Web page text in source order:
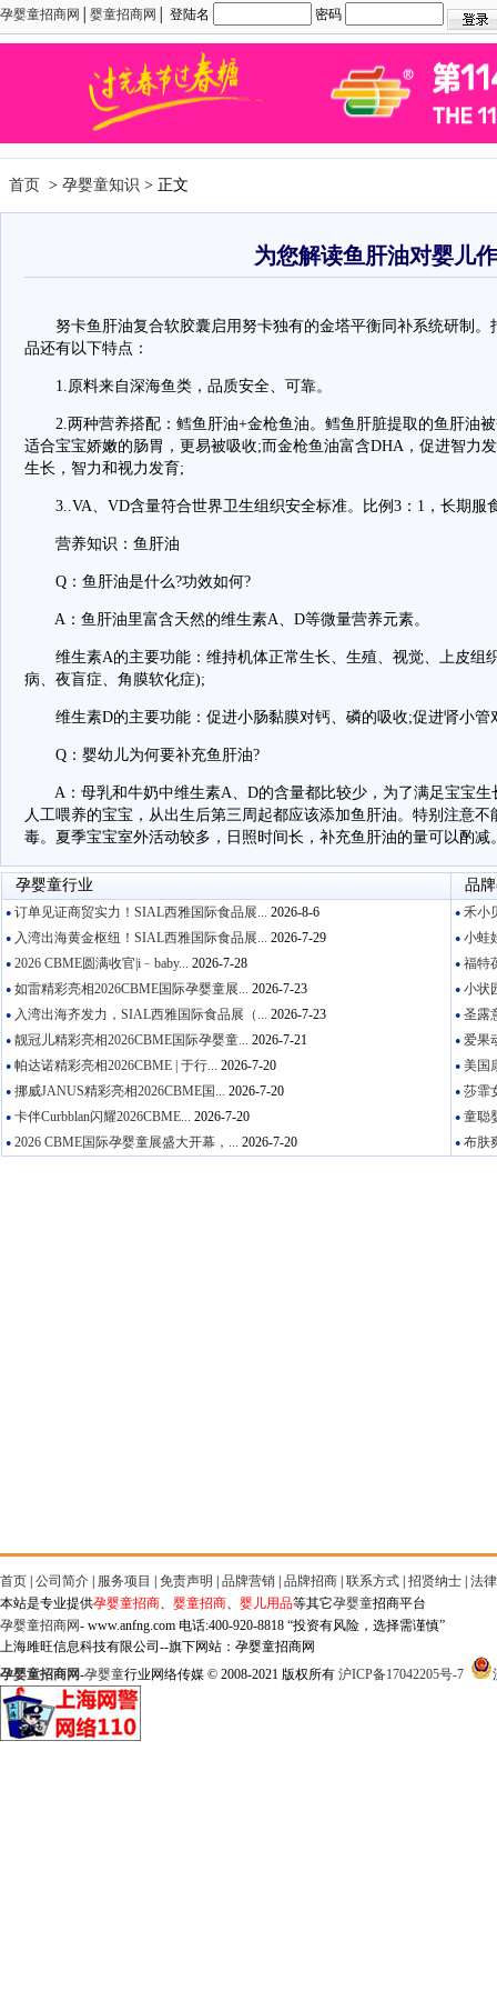
孕婴童招商网 婴童招商网 │ 登陆名 密码
首页 > 孕婴童知识 > 正文
为您解读鱼肝油对婴儿
努卡鱼肝油复合软胶囊启用努卡独有的金塔平衡同补系统研制。
品还有以下特点：
1.原料来自深海鱼类，品质安全、可靠。
2.两种营养搭配：鳕鱼肝油+金枪鱼油。鳕鱼肝脏提取的鱼肝油被
适合宝宝娇嫩的肠胃，更易被吸收;而金枪鱼油富含DHA，促进智力
生长，智力和视力发育;
3..VA、VD含量符合世界卫生组织安全标准。比例3：1，长期服
营养知识：鱼肝油
Q：鱼肝油是什么?功效如何?
A：鱼肝油里富含天然的维生素A、D等微量营养元素。
维生素A的主要功能：维持机体正常生长、生殖、视觉、上皮组
病、夜盲症、角膜软化症);
维生素D的主要功能：促进小肠黏膜对钙、磷的吸收;促进肾小管
Q：婴幼儿为何要补充鱼肝油?
A：母乳和牛奶中维生素A、D的含量都比较少，为了满足宝宝生
人工喂养的宝宝，从出生后第三周起都应该添加鱼肝油。特别注意
毒。夏季宝宝室外活动较多，日照时间长，补充鱼肝油的量可以酌减
孕婴童行业 品牌
●订单见证商贸实力！SIAL西雅国际食品展... 2026-8-6
●入湾出海黄金枢纽！SIAL西雅国际食品展... 2026-7-29
●2026 CBME圆满收官|i﹣baby... 2026-7-28
●如雷精彩亮相2026CBME国际孕婴童展... 2026-7-23
●入湾出海齐发力，SIAL西雅国际食品展（... 2026-7-23
●靓冠儿精彩亮相2026CBME国际孕婴童... 2026-7-21
●帕达诺精彩亮相2026CBME | 于行... 2026-7-20
●挪威JANUS精彩亮相2026CBME国... 2026-7-20
●卡伴Curbblan闪耀2026CBME... 2026-7-20
●2026 CBME国际孕婴童展盛大开幕，... 2026-7-20
●禾小
●小蛙
●福特
●小状
●圣露
●爱果
●美国
●莎霏
●童聪
●布肤
首页 公司简介 服务项目 免责声明 品牌营销 品牌招商 联系方式 招贤纳士 法
本站是专业提供孕婴童招商、 婴童招商、 婴儿用品等其它孕婴童招商平台
孕婴童招商网- www.anfng.com 电话:400-920-8818 “投资有风险，选择需谨慎”
上海雎旺信息科技有限公司--旗下网站：孕婴童招商网
孕婴童招商网-孕婴童行业网络传媒 © 2008-2021 版权所有 沪ICP备17042205号-7